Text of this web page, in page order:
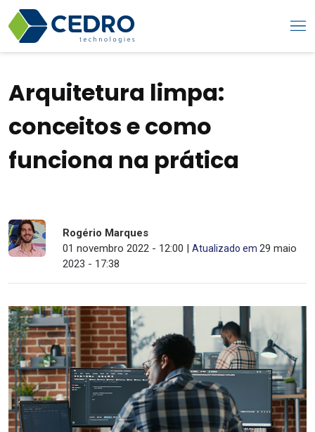
Arquitetura limpa:
conceitos e como
funciona na prática
Rogério Marques
01 novembro 2022 - 12:00 |Atualizado em29 maio
2023 - 17:38